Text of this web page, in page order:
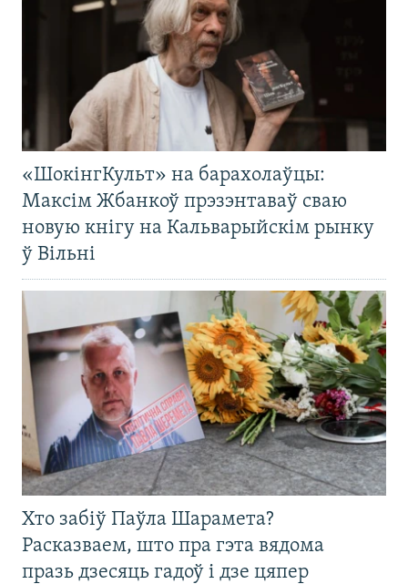
«ШокінгКульт» на барахолаўцы:
Максім Жбанкоў прэзэнтаваў сваю
новую кнігу на Кальварыйскім рынку
ў Вільні
Хто забіў Паўла Шарамета?
Расказваем, што пра гэта вядома
празь дзесяць гадоў і дзе цяпер